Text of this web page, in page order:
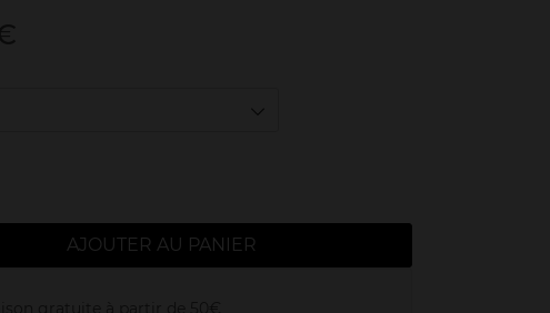
AJOUTER AU PANIER